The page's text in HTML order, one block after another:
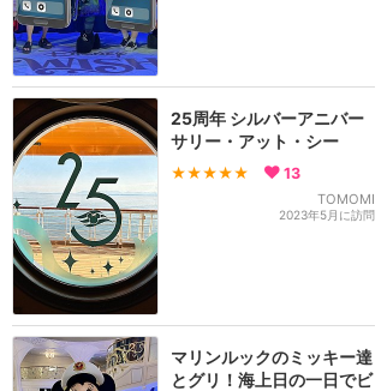
25周年 シルバーアニバー
サリー・アット・シー
★★★★★ 13
TOMOMI
2023年5月に訪問
マリンルックのミッキー達
とグリ！海上日の一日でビ